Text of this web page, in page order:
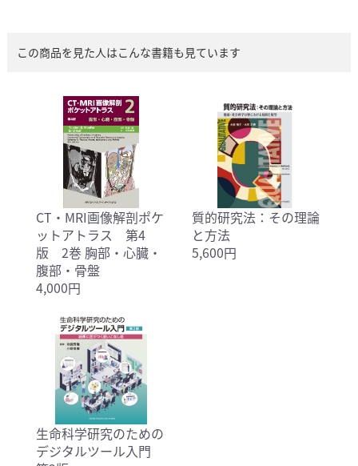
この商品を見た人はこんな書籍も見ています
CT・MRI画像解剖ポケ
ットアトラス 第4
版 2巻 胸部・心臓・
腹部・骨盤
4,000円
質的研究法：その理論
と方法
5,600円
生命科学研究のための
デジタルツール入門